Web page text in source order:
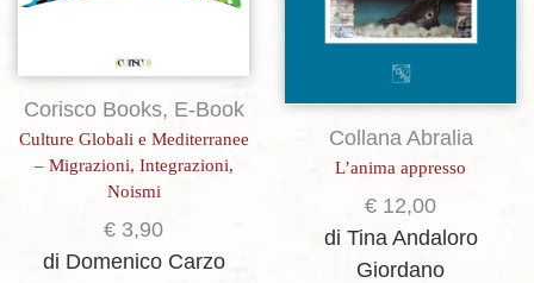
Corisco Books, E-Book
Culture Globali e Mediterranee
– Migrazioni, Integrazioni,
Noismi
€ 3,90
di Domenico Carzo
Collana Abralia
L’anima appresso
€ 12,00
di Tina Andaloro
Giordano